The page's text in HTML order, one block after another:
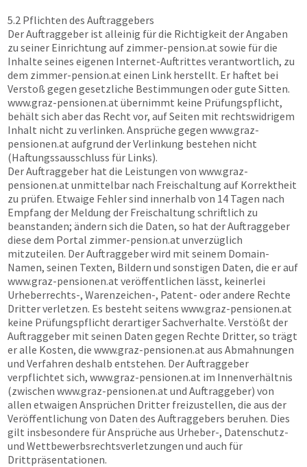
5.2 Pflichten des Auftraggebers
Der Auftraggeber ist alleinig für die Richtigkeit der Angaben
zu seiner Einrichtung auf zimmer-pension.at sowie für die
Inhalte seines eigenen Internet-Auftrittes verantwortlich, zu
dem zimmer-pension.at einen Link herstellt. Er haftet bei
Verstoß gegen gesetzliche Bestimmungen oder gute Sitten.
www.graz-pensionen.at übernimmt keine Prüfungspflicht,
behält sich aber das Recht vor, auf Seiten mit rechtswidrigem
Inhalt nicht zu verlinken. Ansprüche gegen www.graz-
pensionen.at aufgrund der Verlinkung bestehen nicht
(Haftungssausschluss für Links).
Der Auftraggeber hat die Leistungen von www.graz-
pensionen.at unmittelbar nach Freischaltung auf Korrektheit
zu prüfen. Etwaige Fehler sind innerhalb von 14 Tagen nach
Empfang der Meldung der Freischaltung schriftlich zu
beanstanden; ändern sich die Daten, so hat der Auftraggeber
diese dem Portal zimmer-pension.at unverzüglich
mitzuteilen. Der Auftraggeber wird mit seinem Domain-
Namen, seinen Texten, Bildern und sonstigen Daten, die er auf
www.graz-pensionen.at veröffentlichen lässt, keinerlei
Urheberrechts-, Warenzeichen-, Patent- oder andere Rechte
Dritter verletzen. Es besteht seitens www.graz-pensionen.at
keine Prüfungspflicht derartiger Sachverhalte. Verstößt der
Auftraggeber mit seinen Daten gegen Rechte Dritter, so trägt
er alle Kosten, die www.graz-pensionen.at aus Abmahnungen
und Verfahren deshalb entstehen. Der Auftraggeber
verpflichtet sich, www.graz-pensionen.at im Innenverhältnis
(zwischen www.graz-pensionen.at und Auftraggeber) von
allen etwaigen Ansprüchen Dritter freizustellen, die aus der
Veröffentlichung von Daten des Auftraggebers beruhen. Dies
gilt insbesondere für Ansprüche aus Urheber-, Datenschutz-
und Wettbewerbsrechtsverletzungen und auch für
Drittpräsentationen.